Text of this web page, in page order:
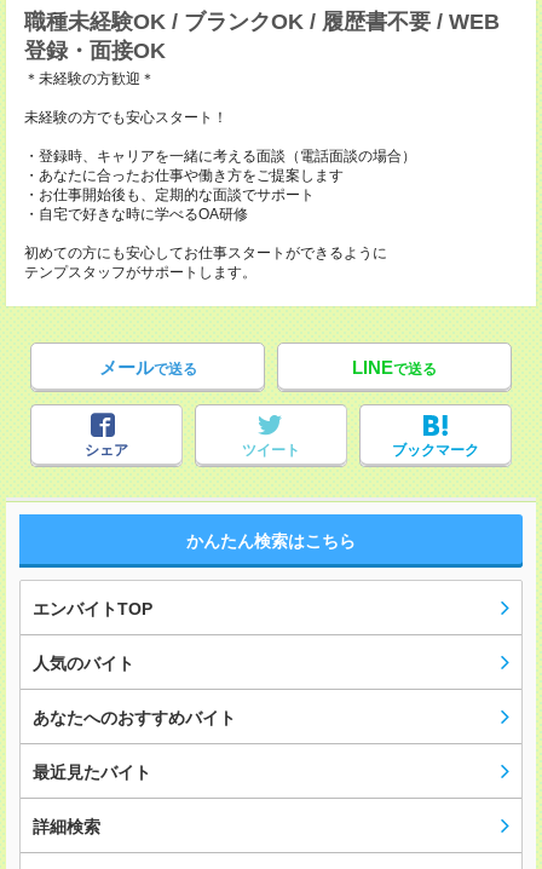
職種未経験OK / ブランクOK / 履歴書不要 / WEB
登録・面接OK
＊未経験の方歓迎＊
未経験の方でも安心スタート！
・登録時、キャリアを一緒に考える面談（電話面談の場合）
・あなたに合ったお仕事や働き方をご提案します
・お仕事開始後も、定期的な面談でサポート
・自宅で好きな時に学べるOA研修
初めての方にも安心してお仕事スタートができるように
テンプスタッフがサポートします。
メールで送る LINEで送る
シェア ツイート ブックマーク
かんたん検索はこちら
エンバイトTOP
人気のバイト
あなたへのおすすめバイト
最近見たバイト
詳細検索